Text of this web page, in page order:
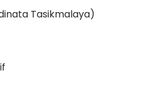
Tasikmalaya)